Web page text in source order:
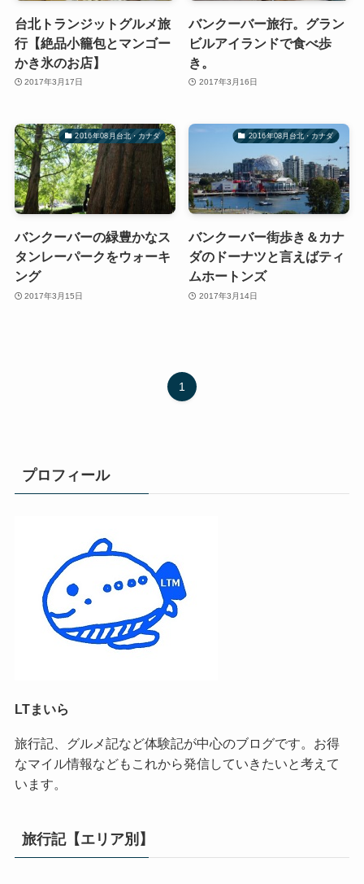
台北トランジットグルメ旅
行【絶品小籠包とマンゴー
かき氷のお店】
2017年3月17日
バンクーバー旅行。グラン
ビルアイランドで食べ歩
き。
2017年3月16日
2016年08月台北・カナダ
バンクーバーの緑豊かなス
タンレーパークをウォーキ
ング
2017年3月15日
2016年08月台北・カナダ
バンクーバー街歩き＆カナ
ダのドーナツと言えばティ
ムホートンズ
2017年3月14日
1
プロフィール
LTまいら
旅行記、グルメ記など体験記が中心のブログです。お得
なマイル情報などもこれから発信していきたいと考えて
います。
旅行記【エリア別】